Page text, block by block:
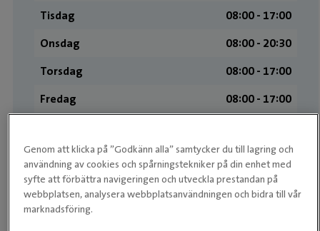
Tisdag
08:00 ­- 17:00
Onsdag
08:00 ­- 20:30
Torsdag
08:00 ­- 17:00
Fredag
08:00 ­- 17:00
Söndag
Stängt
Genom att klicka på ”Godkänn alla” samtycker du till lagring och
användning av cookies och spårningstekniker på din enhet med
syfte att förbättra navigeringen och utveckla prestandan på
webbplatsen, analysera webbplatsanvändningen och bidra till vår
marknadsföring.